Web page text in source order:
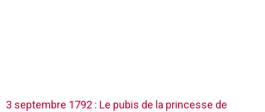
3 septembre 1792 : Le pubis de la princesse de